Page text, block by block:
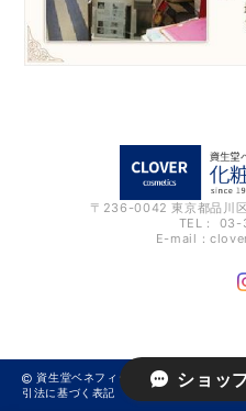
〒236-0042 東京都品川
TEL：
E-mail：
資生堂ベネフィーク専門店 化粧品の
引法に基づく表記
ショッ